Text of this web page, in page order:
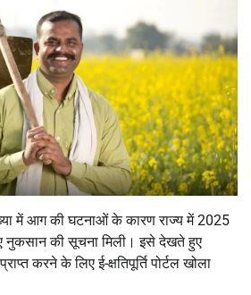
में आग की घटनाओं के कारण राज्य में 2025
नुकसान की सूचना मिली। इसे देखते हुए
करने के लिए ई-क्षतिपूर्ति पोर्टल खोला